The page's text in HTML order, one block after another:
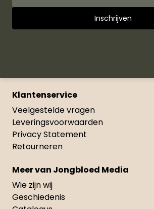
Klantenservice
Veelgestelde vragen
Leveringsvoorwaarden
Privacy Statement
Retourneren
Meer van Jongbloed Media
Wie zijn wij
Geschiedenis